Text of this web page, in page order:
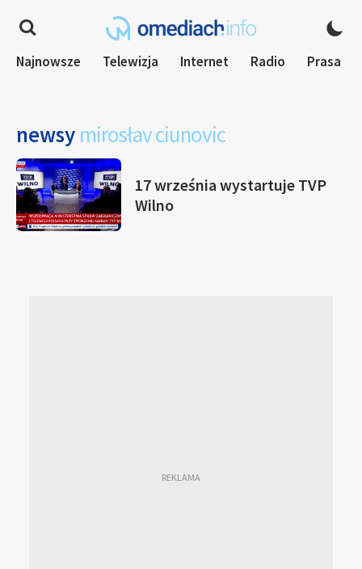
Najnowsze Telewizja Internet Radio Prasa
newsy mirosłav ciunovic
17 września wystartuje TVP
Wilno